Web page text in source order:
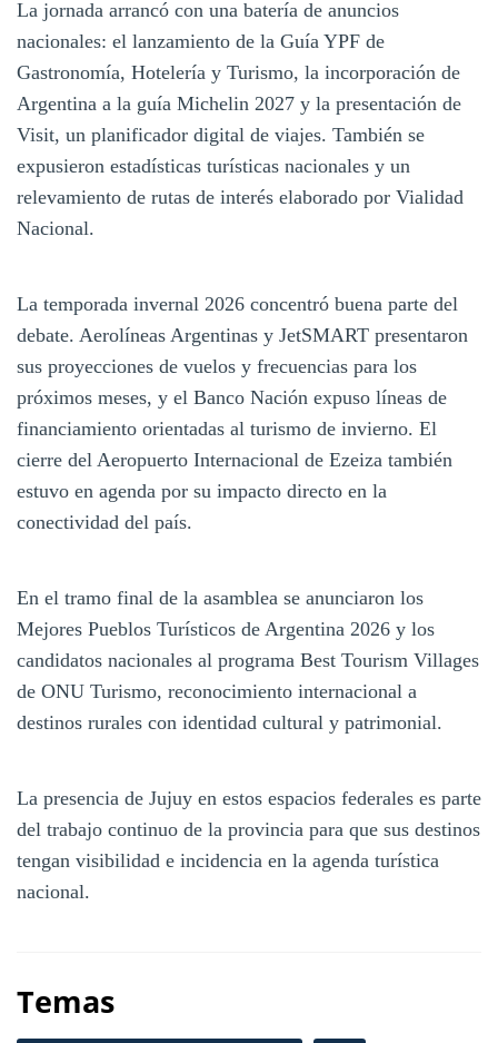
La jornada arrancó con una batería de anuncios
nacionales: el lanzamiento de la Guía YPF de
Gastronomía, Hotelería y Turismo, la incorporación de
Argentina a la guía Michelin 2027 y la presentación de
Visit, un planificador digital de viajes. También se
expusieron estadísticas turísticas nacionales y un
relevamiento de rutas de interés elaborado por Vialidad
Nacional.
La temporada invernal 2026 concentró buena parte del
debate. Aerolíneas Argentinas y JetSMART presentaron
sus proyecciones de vuelos y frecuencias para los
próximos meses, y el Banco Nación expuso líneas de
financiamiento orientadas al turismo de invierno. El
cierre del Aeropuerto Internacional de Ezeiza también
estuvo en agenda por su impacto directo en la
conectividad del país.
En el tramo final de la asamblea se anunciaron los
Mejores Pueblos Turísticos de Argentina 2026 y los
candidatos nacionales al programa Best Tourism Villages
de ONU Turismo, reconocimiento internacional a
destinos rurales con identidad cultural y patrimonial.
La presencia de Jujuy en estos espacios federales es parte
del trabajo continuo de la provincia para que sus destinos
tengan visibilidad e incidencia en la agenda turística
nacional.
Temas